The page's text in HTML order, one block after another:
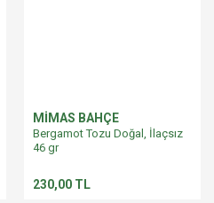
MİMAS BAHÇE
Bergamot Tozu Doğal, İlaçsız
46 gr
230,00 TL